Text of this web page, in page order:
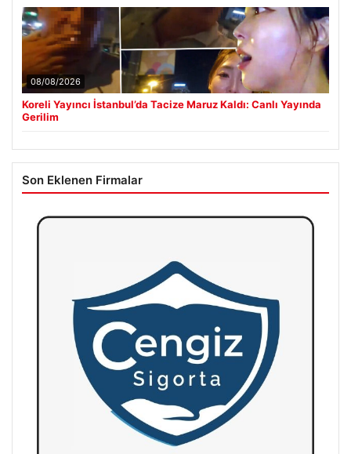
08/08/2026
Koreli Yayıncı İstanbul’da Tacize Maruz Kaldı: Canlı Yayında
Gerilim
Son Eklenen Firmalar